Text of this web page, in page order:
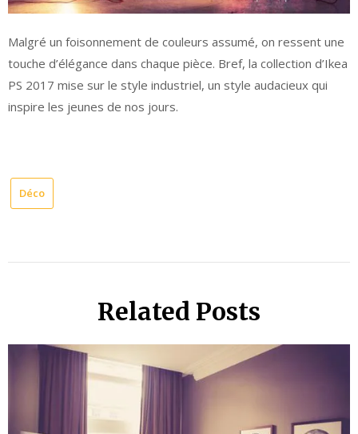
Malgré un foisonnement de couleurs assumé, on ressent une
touche d’élégance dans chaque pièce. Bref, la collection d’Ikea
PS 2017 mise sur le style industriel, un style audacieux qui
inspire les jeunes de nos jours.
Déco
Related Posts